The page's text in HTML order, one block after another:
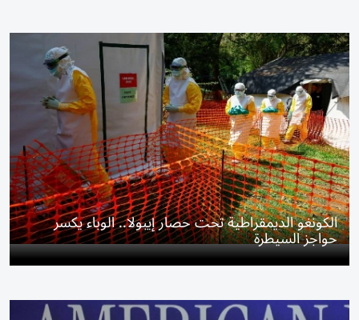
الكونغو الديمقراطية تحت حصار إيبولا.. الوباء يكسر
حواجز السيطرة